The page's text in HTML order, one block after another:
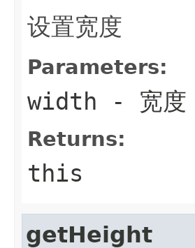
设置宽度
Parameters:
width - 宽度
Returns:
this
getHeight